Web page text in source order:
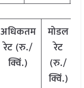
अधिकतम
रेट (रु./
क्विं.)
मोडल
रेट
(रु./
क्विं.)